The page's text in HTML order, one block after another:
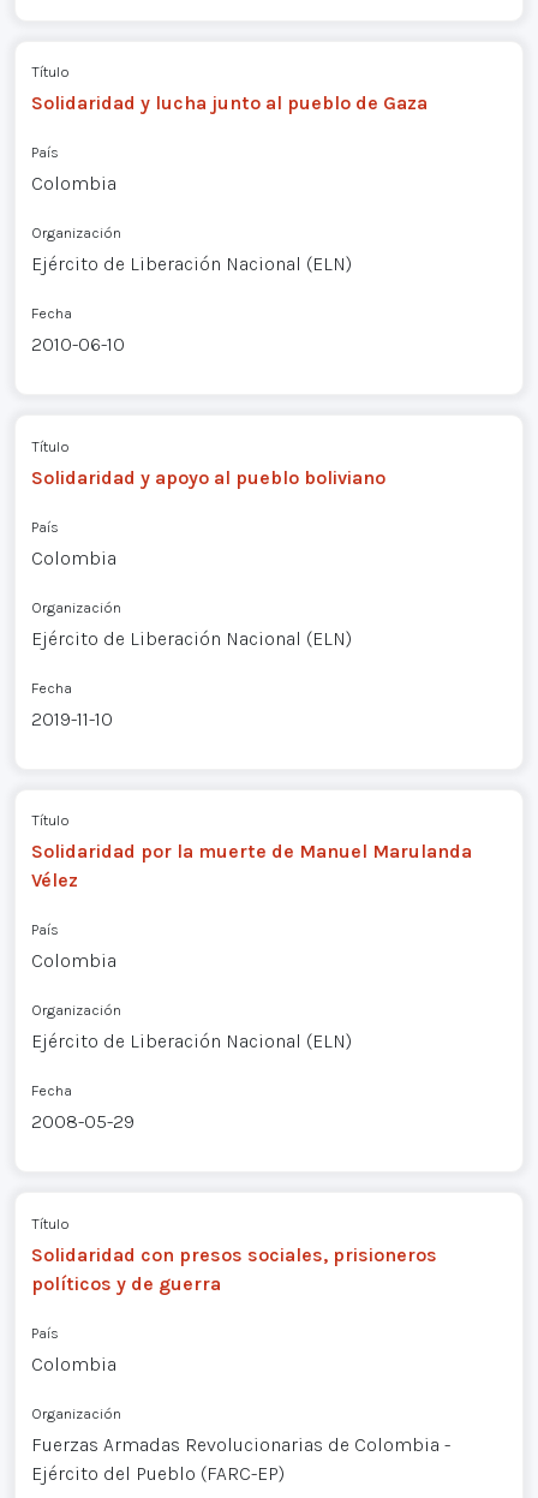
Título
Solidaridad y lucha junto al pueblo de Gaza
País
Colombia
Organización
Ejército de Liberación Nacional (ELN)
Fecha
2010-06-10
Título
Solidaridad y apoyo al pueblo boliviano
País
Colombia
Organización
Ejército de Liberación Nacional (ELN)
Fecha
2019-11-10
Título
Solidaridad por la muerte de Manuel Marulanda
Vélez
País
Colombia
Organización
Ejército de Liberación Nacional (ELN)
Fecha
2008-05-29
Título
Solidaridad con presos sociales, prisioneros
políticos y de guerra
País
Colombia
Organización
Fuerzas Armadas Revolucionarias de Colombia -
Ejército del Pueblo (FARC-EP)